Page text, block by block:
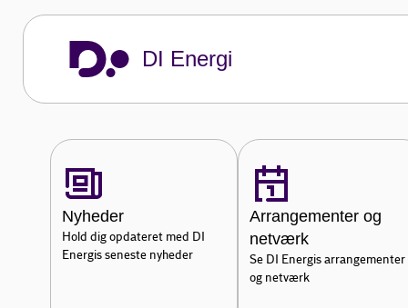
DI Energi
Derudover skaber vi synlighed for
styrker rammerne for vores medlemmers
Om DI Energi
Nyheder
Hold dig opdateret med DI
Energis seneste nyheder
Arrangementer og
netværk
Se DI Energis arrangementer
og netværk